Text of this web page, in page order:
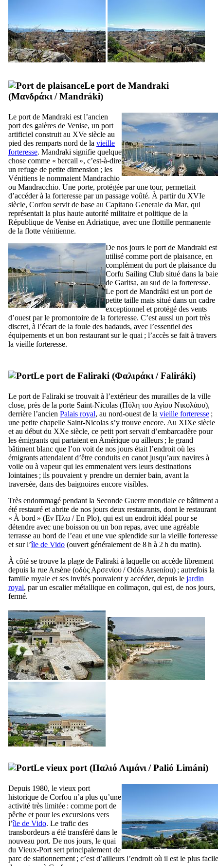
Le port de Mandraki
(Μανδράκι/Mandráki)
Le port de Mandraki est l’ancien
port des galères de Venise, un port
artificiel construit au XVe siècle au
pied des remparts nord de la vieille
forteresse. Mandraki signifie quelque
chose comme « bercail », c’est-à-dire
un refuge de petite dimension ; les
Vénitiens le nommaient Mandrachio
ou Mandracchio. Une porte, protégée par une tour, permettait
d’accéder à la forteresse par un passage voûté. À partir du XVIe
siècle, Corfou servit de base au Capitano Generale da Mar, qui
représentait la plus haute autorité militaire et politique de la
République de Venise en Adriatique, avec une flottille permanente
de la flotte vénitienne.
De nos jours le port de Mandraki est
utilisé comme port de plaisance, en
complément du port de plaisance du
Corfu Sailing Club situé dans la baie
de Garitsa, au sud de la forteresse.
Le port de Mandráki est un port de
petite taille mais situé dans un cadre
exceptionnel et protégé des vents
d’ouest par le promontoire de la forteresse. C’est aussi un port très
discret, à l’écart de la foule des badauds, avec l’essentiel des
équipements et un bon restaurant sur le quai ; l’accès se fait à travers
la vieille forteresse.
Le port de Faliraki (Φαλιράκι/Faliráki)
Le port de Faliraki se trouvait à l’extérieur des murailles de la ville
close, près de la porte Saint-Nicolas (Πύλη του Αγίου Νικολάου),
derrière l’ancien Palais royal, au nord-ouest de la vieille forteresse ;
une petite chapelle Saint-Nicolas s’y trouve encore. Au XIXe siècle
et au début du XXe siècle, ce petit port servait d’embarcadère pour
les émigrants qui partaient en Amérique ou ailleurs ; le grand
bâtiment blanc que l’on voit de nos jours était l’endroit où les
émigrants attendaient d’être conduits en canot jusqu’aux navires à
voile ou à vapeur qui les emmenaient vers leurs destinations
lointaines ; ils pouvaient y prendre un dernier bain, avant la
traversée, dans des baignoires encore visibles.
Très endommagé pendant la Seconde Guerre mondiale ce bâtiment a
été restauré et abrite de nos jours deux restaurants, dont le restaurant
« À bord » (Εν Πλω /En Plo), qui est un endroit idéal pour se
détendre avec une boisson ou un bon repas, avec une agréable
terrasse au bord de l’eau et une vue splendide sur la vieille forteresse
et sur l’île de Vido (ouvert généralement de 8 h à 2 h du matin).
À côté se trouve la plage de Faliraki à laquelle on accède librement
depuis la rue Arsène (οδός Αρσενίου/Odós Arseníou) ; autrefois la
famille royale et ses invités pouvaient y accéder, depuis le jardin
royal, par un escalier métallique en colimaçon, qui est, de nos jours,
fermé.
Le vieux port (Παλιό Λιμάνι/Palió Limáni)
Depuis 1980, le vieux port
historique de Corfou n’a plus qu’une
activité très limitée : comme port de
pêche et pour les excursions vers
l’île de Vido. Le trafic des
transbordeurs a été transféré dans le
nouveau port. De nos jours, le quai
du Vieux-Port sert principalement de
parc de stationnement ; c’est d’ailleurs l’endroit où il est le plus facile